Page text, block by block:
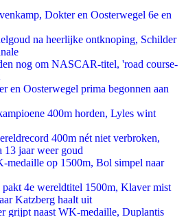
Dokter en Oosterwegel 6e en
na heerlijke ontknoping, Schilder
nog om NASCAR-titel, 'road course-
en Oosterwegel prima begonnen aan
400m horden, Lyles wint
400m nét niet verbroken,
13 jaar weer goud
medaille op 1500m, Bol simpel naar
4e wereldtitel 1500m, Klaver mist
Katzberg haalt uit
grijpt naast WK-medaille, Duplantis